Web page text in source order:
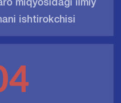
miqyosidagi ilmiy
ishtirokchisi